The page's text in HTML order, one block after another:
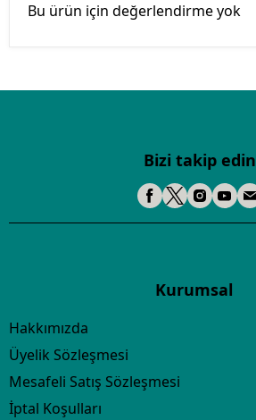
Bu ürün için değerlendirme yok
Bizi takip edin
Kurumsal
Hakkımızda
Üyelik Sözleşmesi
Mesafeli Satış Sözleşmesi
İptal Koşulları